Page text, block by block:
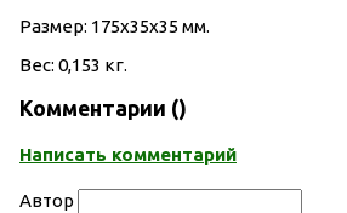
Размер: 175х35х35 мм.
Вес: 0,153 кг.
Комментарии ()
Написать комментарий
Автор